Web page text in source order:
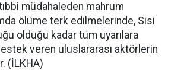
müdahaleden mahrum
ölüme terk edilmelerinde, Sisi
olduğu kadar tüm uyarılara
veren uluslararası aktörlerin
(İLKHA)